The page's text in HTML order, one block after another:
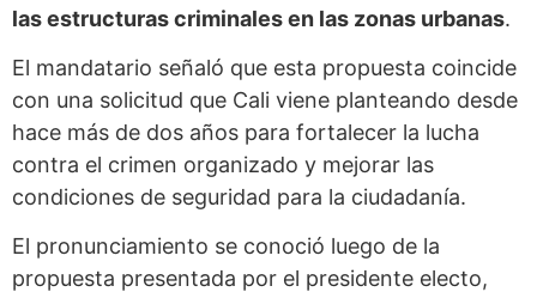
las estructuras criminales en las zonas urbanas.
El mandatario señaló que esta propuesta coincide
con una solicitud que Cali viene planteando desde
hace más de dos años para fortalecer la lucha
contra el crimen organizado y mejorar las
condiciones de seguridad para la ciudadanía.
El pronunciamiento se conoció luego de la
propuesta presentada por el presidente electo,